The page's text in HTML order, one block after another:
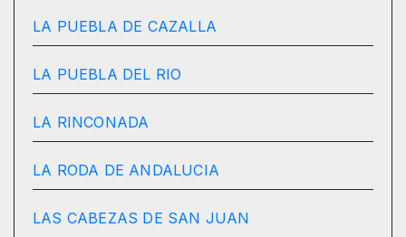
LA PUEBLA DE CAZALLA
LA PUEBLA DEL RIO
LA RINCONADA
LA RODA DE ANDALUCIA
LAS CABEZAS DE SAN JUAN